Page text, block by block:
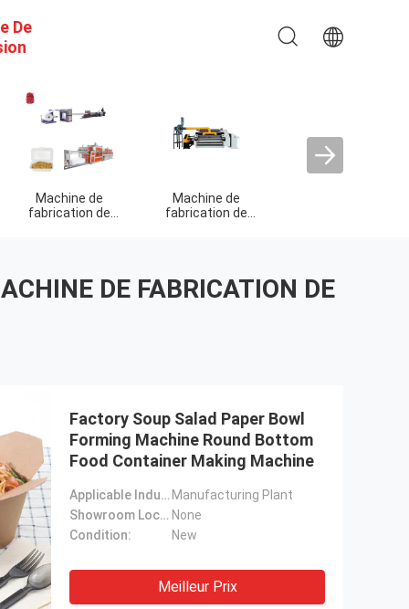
De
Machine de
fabrication de
Machine de
fabrication de
DE FABRICATION DE
Factory Soup Salad Paper Bowl
Forming Machine Round Bottom
Food Container Making Machine
Applicable Industries: Manufacturing Plant
Showroom Location: None
Condition:
New
Meilleur Prix